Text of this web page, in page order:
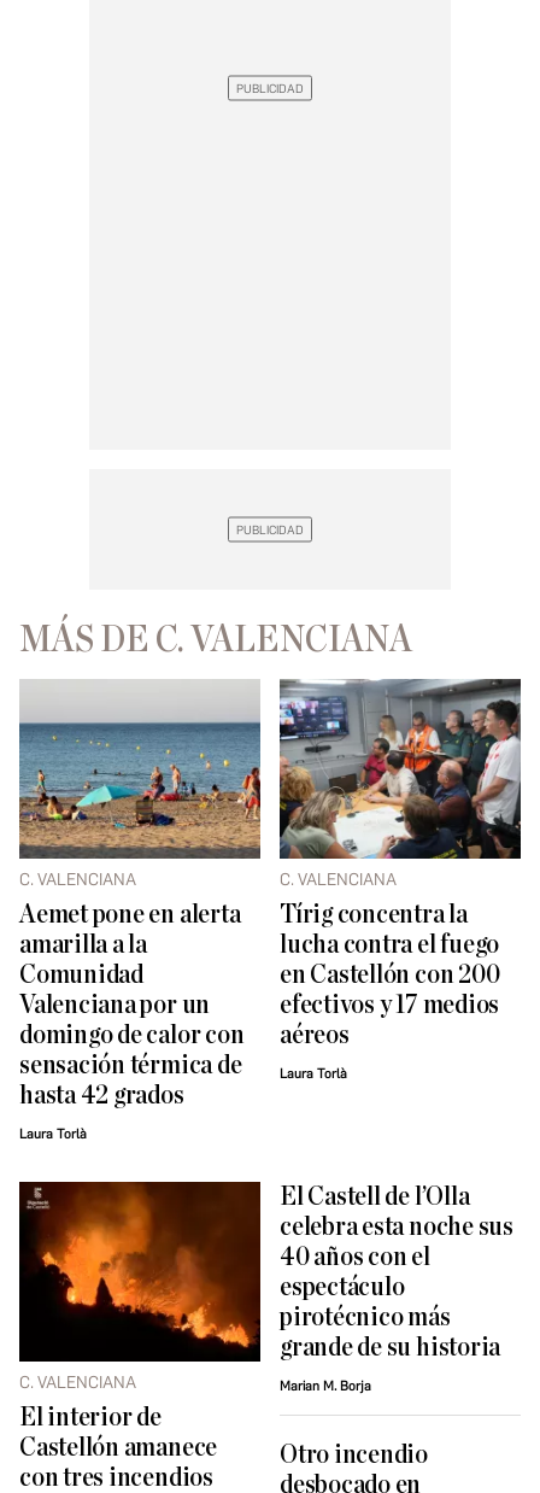
MÁS DE C. VALENCIANA
C. VALENCIANA
Aemet pone en alerta
amarilla a la
Comunidad
Valenciana por un
domingo de calor con
sensación térmica de
hasta 42 grados
Laura Torlà
C. VALENCIANA
Tírig concentra la
lucha contra el fuego
en Castellón con 200
efectivos y 17 medios
aéreos
Laura Torlà
C. VALENCIANA
El interior de
Castellón amanece
con tres incendios
El Castell de l’Olla
celebra esta noche sus
40 años con el
espectáculo
pirotécnico más
grande de su historia
Marian M. Borja
Otro incendio
desbocado en